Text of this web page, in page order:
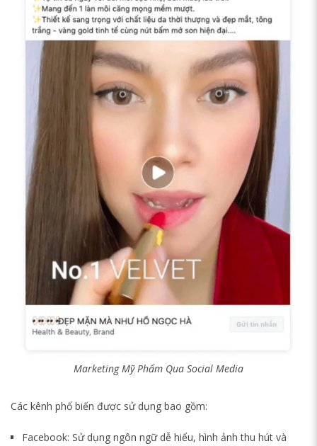
Marketing Mỹ Phẩm Qua Social Media
Các kênh phổ biến được sử dụng bao gồm:
Facebook: Sử dụng ngôn ngữ dễ hiểu, hình ảnh thu hút và